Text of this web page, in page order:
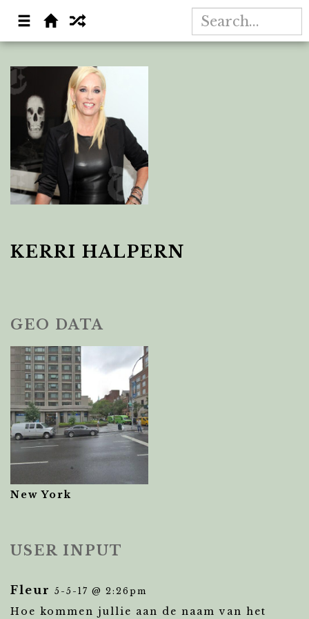
KERRI HALPERN
GEO DATA
New York
USER INPUT
Fleur 5-5-17 @ 2:26pm
Hoe kommen jullie aan de naam van het